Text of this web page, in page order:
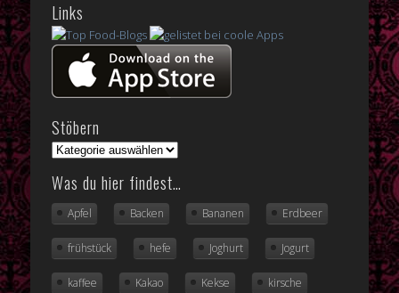
Links
Stöbern
Was du hier findest…
Apfel Backen Bananen Erdbeer
frühstück hefe Joghurt Jogurt
kaffee Kakao Kekse kirsche